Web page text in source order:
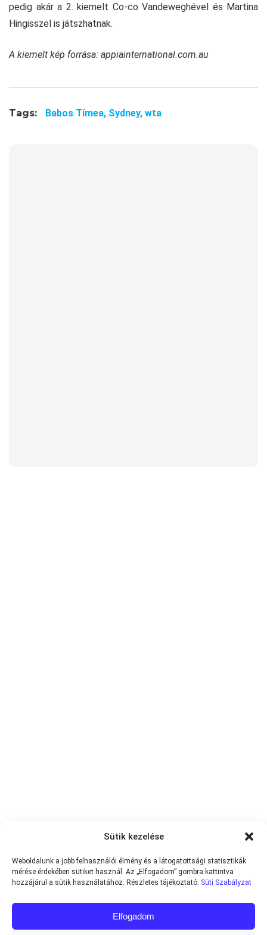
Sütik kezelése
Weboldalunk a jobb felhasználói élmény és a látogatottsági statisztikák
mérése érdekében sütiket használ. Az „Elfogadom” gombra kattintva
hozzájárul a sütik használatához. Részletes tájékoztató: Süti Szabályzat
Elfogadom
pedig akár a 2. kiemelt Co-co Vandeweghével és Martina
Hingisszel is játszhatnak.
A kiemelt kép forrása: appiainternational.com.au
Tags: Babos Tímea, Sydney, wta